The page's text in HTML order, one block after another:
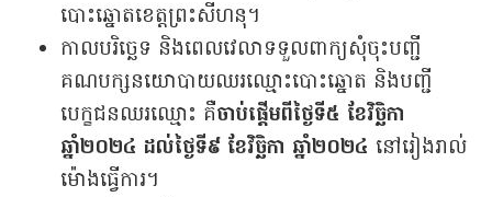
បោះឆ្នោតខេត្តព្រះសីហនុ។
កាលបរិច្ឆេទ និងពេលវេលាទទួលពាក្យសុំចុះបញ្ជី
គណបក្សនយោបាយឈរឈ្មោះបោះឆ្នោត និងបញ្ជី
បេក្ខជនឈរឈ្មោះ គឺចាប់ផ្តើមពីថ្ងៃទី៥ ខែវិច្ឆិកា
ឆ្នាំ២០២៤ ដល់ថ្ងៃទី៩ ខែវិច្ឆិកា ឆ្នាំ២០២៤ នៅរៀងរាល់
ម៉ោងធ្វើការ។